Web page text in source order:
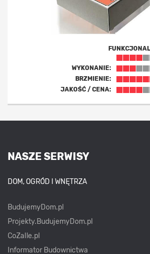
WYKONANIE:
BRZMIENIE:
JAKOŚĆ / CENA:
NASZE SERWISY
DOM, OGRÓD I WNĘTRZA
BudujemyDom.pl
Projekty.BudujemyDom.pl
CoZaIle.pl
Informator Budownictwa